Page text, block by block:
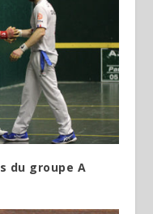
du groupe A